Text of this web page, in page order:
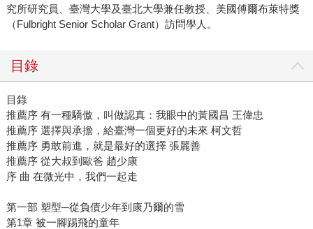
究所研究員、臺灣大學及臺北大學兼任教授、美國傅爾布萊特獎
（Fulbright Senior Scholar Grant）訪問學人。
目錄
目錄
推薦序 有一種驕傲，叫做認真：我眼中的黃國昌 王偉忠
推薦序 選擇與承擔，給臺灣一個更好的未來 柯文哲
推薦序 勇敢前進，就是最好的選擇 張麗善
推薦序 從大叔到歐爸 趙少康
序 曲 在微光中，我們一起走
第一部 塑型─從負債少年到康乃爾的雪
第1章 被一腳踢飛的童年